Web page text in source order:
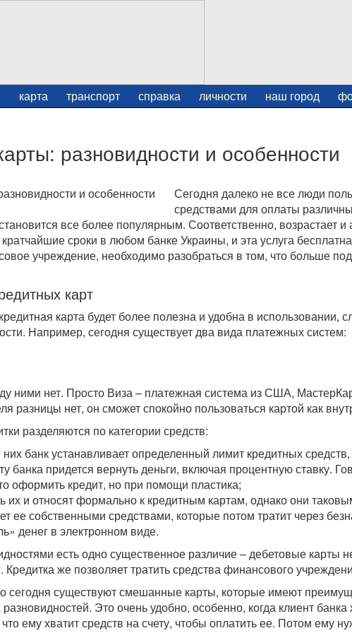
карта транспорт справка личности наш город
разновидности и особенности
Сегодня далеко не все люди
средствами для оплаты
все более популярным. Соответственно, возрастает и
сроки в любом банке Украины, и эта услуга
учреждение, необходимо разобраться в том, что больше
карт
карта будет более полезна и удобна в использовании,
Например, сегодня существует два вида платежных систем:
ними нет. Просто Виза – платежная система из США,
разницы нет, он сможет спокойно пользоваться картой как
разделяются по категории средств:
банк устанавливает определенный лимит кредитных
банка придется вернуть деньги, включая процентную ставку.
оформить кредит, но при помощи пластика;
их и относят формально к кредитным картам, однако они
ее собственными средствами, которые потом тратит через
денег в электронном виде.
есть одно существенное различие – дебетовые карты
Кредитка же позволяет тратить средства финансового
сегодня существуют смешанные карты, которые имеют
Это очень удобно, особенно, когда клиент банка
ему хватит средств на счету, чтобы оплатить ее. Потом ему